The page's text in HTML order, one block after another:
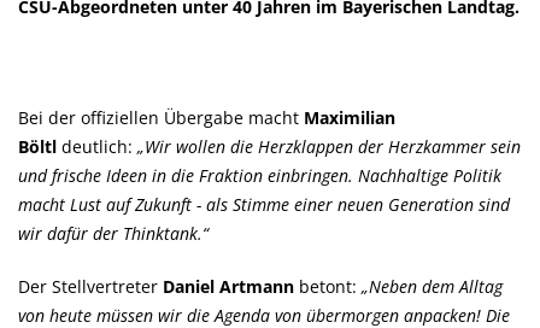
CSU-Abgeordneten unter 40 Jahren im Bayerischen Landtag.
Bei der offiziellen Übergabe macht Maximilian
Böltl deutlich: Wir wollen die Herzklappen der Herzkammer sein
und frische Ideen in die Fraktion einbringen. Nachhaltige Politik
macht Lust auf Zukunft - als Stimme einer neuen Generation sind
wir dafür der Thinktank.“
Der Stellvertreter Daniel Artmann betont: Neben dem Alltag
von heute müssen wir die Agenda von übermorgen anpacken! Die